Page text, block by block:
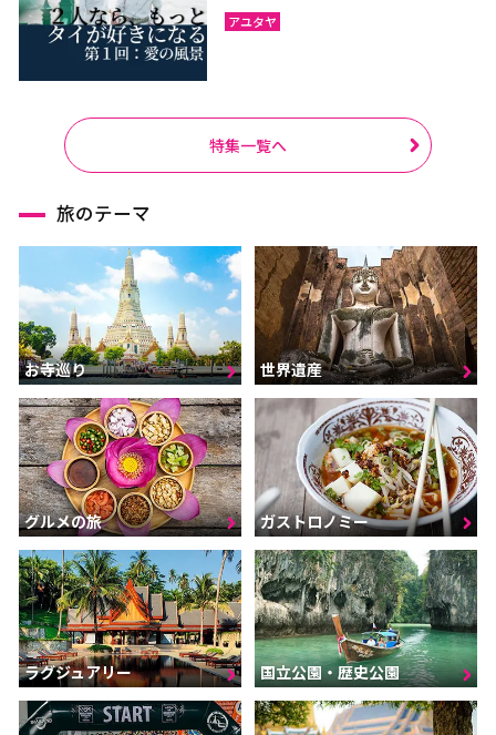
アユタヤ
特集一覧へ
旅のテーマ
お寺巡り 世界遺産
グルメの旅 ガストロノミー
ラグジュアリー 国立公園・歴史公園